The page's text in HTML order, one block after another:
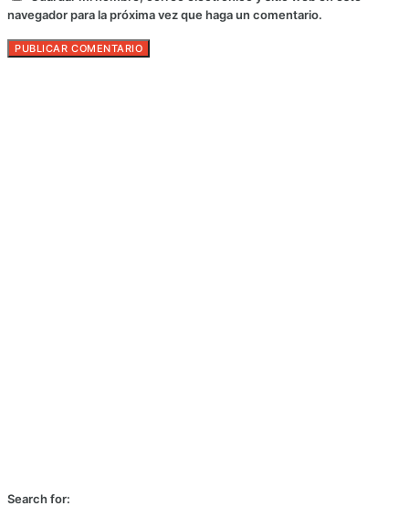
navegador para la próxima vez que haga un comentario.
Search for: